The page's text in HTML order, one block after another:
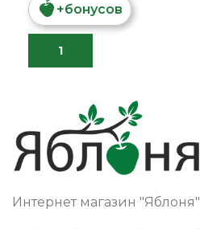
+бонусов
Интернет магазин "Яблоня"